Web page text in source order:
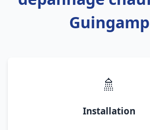
Guingamp
🚿
Installation